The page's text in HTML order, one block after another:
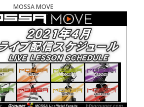
MOSSA MOVE